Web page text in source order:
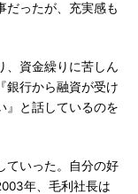
だったが、充実感も
、資金繰りに苦しん
銀行から融資が受け
』と話しているのを
ていった。自分の好
年、毛利社長は